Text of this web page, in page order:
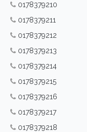
0178379210
0178379211
0178379212
0178379213
0178379214
0178379215
0178379216
0178379217
0178379218